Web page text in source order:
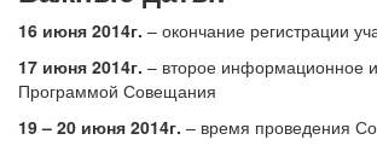
16 июня 2014г. – окончание регистрации
17 июня 2014г. – второе информационное
Программой Совещания
19 – 20 июня 2014г. – время проведения